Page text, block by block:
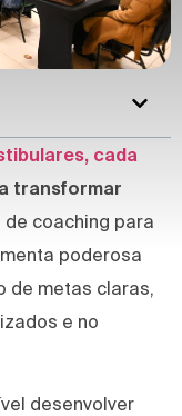
cada
transformar
coaching para
poderosa
de metas claras,
e no
desenvolver